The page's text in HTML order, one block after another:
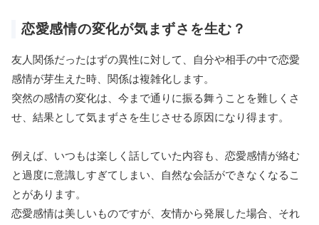
恋愛感情の変化が気まずさを生む？
友人関係だったはずの異性に対して、自分や相手の中で恋愛
感情が芽生えた時、関係は複雑化します。
突然の感情の変化は、今まで通りに振る舞うことを難しくさ
せ、結果として気まずさを生じさせる原因になり得ます。
例えば、いつもは楽しく話していた内容も、恋愛感情が絡む
と過度に意識しすぎてしまい、自然な会話ができなくなるこ
とがあります。
恋愛感情は美しいものですが、友情から発展した場合、それ